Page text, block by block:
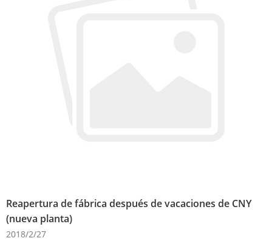
Reapertura de fábrica después de vacaciones de CNY
(nueva planta)
2018/2/27